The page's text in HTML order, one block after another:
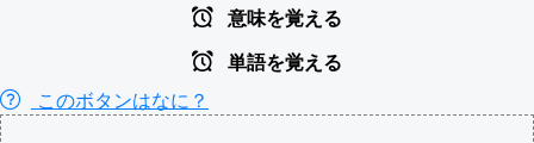
意味を覚える
単語を覚える
このボタンはなに？